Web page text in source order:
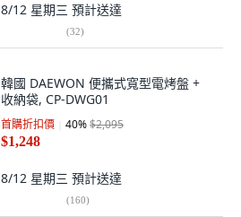
8/12 星期三 預計送達
(32)
韓國 DAEWON 便攜式寬型電烤盤 +
收納袋, CP-DWG01
首購折扣價 40%$2,095
$1,248
8/12 星期三 預計送達
(160)